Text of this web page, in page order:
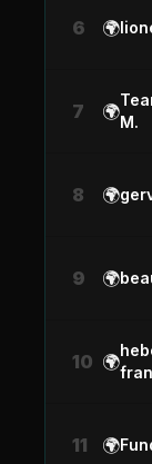
6 🌍
7 🌍M.
8 🌍
9 🌍
10 🌍
11 🌍